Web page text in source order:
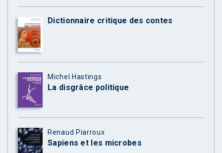
Dictionnaire critique des contes
Michel Hastings
La disgrâce politique
Renaud Piarroux
Sapiens et les microbes